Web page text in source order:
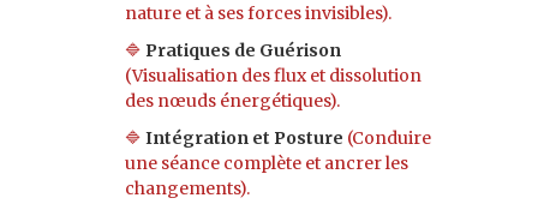
nature et à ses forces invisibles).
🔷 Pratiques de Guérison
(Visualisation des flux et dissolution
des nœuds énergétiques).
🔷 Intégration et Posture (Conduire
une séance complète et ancrer les
changements).